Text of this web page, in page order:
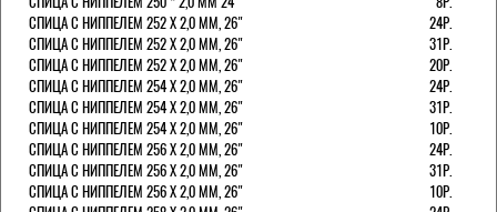
СПИЦА С НИППЕЛЕМ 252 Х 2,0 ММ, 26"
24Р.
СПИЦА С НИППЕЛЕМ 252 Х 2,0 ММ, 26"
31Р.
СПИЦА С НИППЕЛЕМ 252 Х 2,0 ММ, 26"
20Р.
СПИЦА С НИППЕЛЕМ 254 Х 2,0 ММ, 26"
24Р.
СПИЦА С НИППЕЛЕМ 254 Х 2,0 ММ, 26"
31Р.
СПИЦА С НИППЕЛЕМ 254 Х 2,0 ММ, 26"
10Р.
СПИЦА С НИППЕЛЕМ 256 Х 2,0 ММ, 26"
24Р.
СПИЦА С НИППЕЛЕМ 256 Х 2,0 ММ, 26"
31Р.
СПИЦА С НИППЕЛЕМ 256 Х 2,0 ММ, 26"
10Р.